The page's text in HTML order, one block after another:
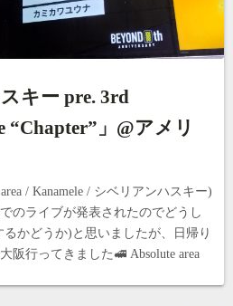
キー pre. 3rd
“Chapter”」@アメリ
/ Kanamele / シベリアンハスキー)
のライブが発表されたのでどうし
かどうか)と思いましたが、日帰り
阪行ってきました🚅 Absolute area